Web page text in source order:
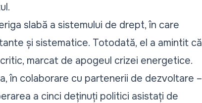
slabă a sistemului de drept, în care
și sistematice. Totodată, el a amintit că
marcat de apogeul crizei energetice.
în colaborare cu partenerii de dezvoltare –
a cinci deținuți politici asistați de